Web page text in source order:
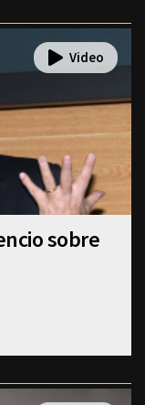
sobre